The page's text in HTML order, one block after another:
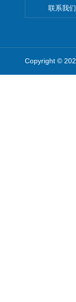
联系我们
Copyright ©